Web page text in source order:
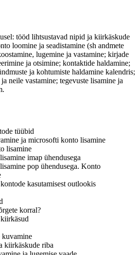
tööd lihtsustavad nipid ja kiirkäskude
loomine ja seadistamine (sh andmete
lugemine ja vastamine; kirjade
ja otsimine; kontaktide haldamine;
ja kohtumiste haldamine kalendris;
neile vastamine; tegevuste lisamine ja
tüübid
ja microsofti konto lisamine
lisamine
imap ühendusega
pop ühendusega. Konto
kasutamisest outlookis
korral?
kuvamine
kiirkäskude riba